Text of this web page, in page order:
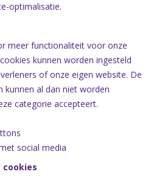
optimalisatie.
meer functionaliteit voor onze
kunnen worden ingesteld
of onze eigen website. De
kunnen al dan niet worden
categorie accepteert.
social media